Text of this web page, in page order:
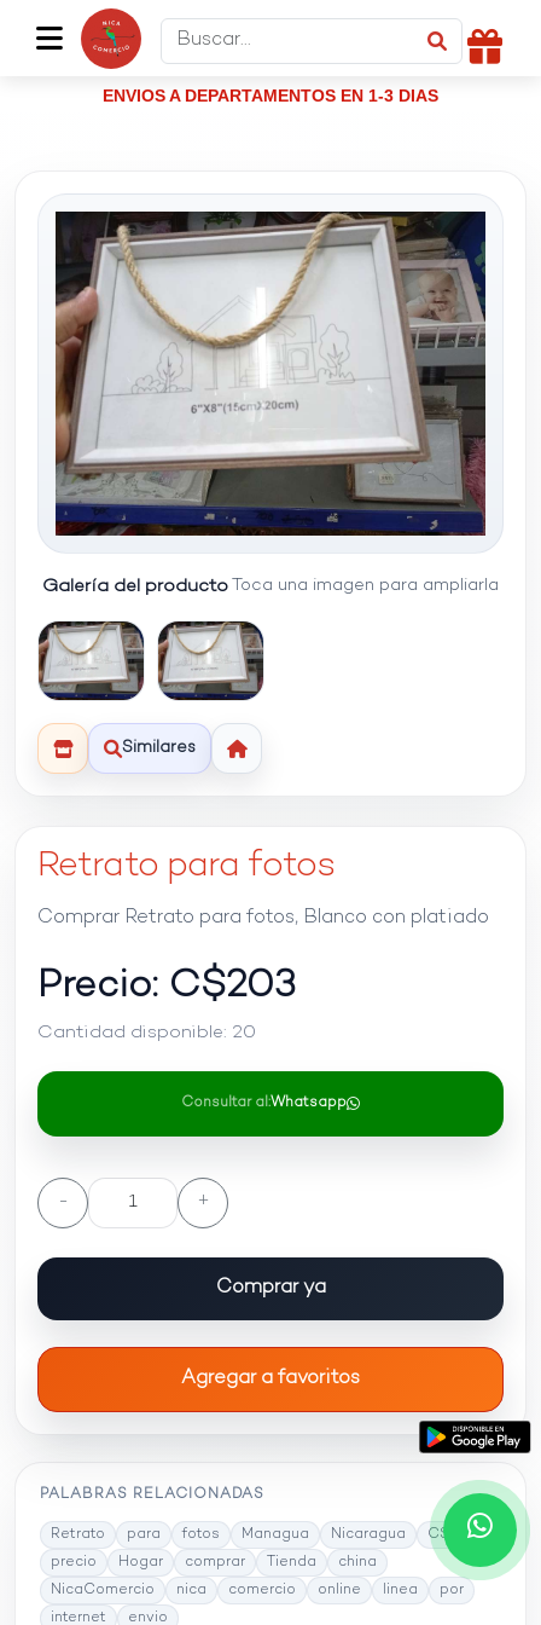
ENVIOS A DEPARTAMENTOS EN 1-3 DIAS
Galería del producto Toca una imagen para ampliarla
Similares
Retrato para fotos
Comprar Retrato para fotos, Blanco con platiado
Precio: C$203
Cantidad disponible: 20
Consultar al:Whatsapp
- +
Comprar ya
Agregar a favoritos
PALABRAS RELACIONADAS
Retrato para fotos Managua Nicaragua
C$203
precio
Hogar comprar Tienda
china
NicaComercio
nica comercio online linea
por
internet
envio